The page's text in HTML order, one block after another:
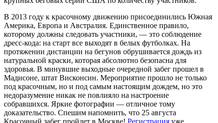
В 2013 году к красочному движению присоединились Южная
Америка, Европа и Австралия. Единственное правило,
которому должны следовать участники, — это соблюдение
дресс-кода: на старт все выходят в белых футболках. На
протяжении дистанции на бегунов обрушивается дождь из
натуральной краски, которая абсолютно безопасна для
здоровья. В минувшие выходные очередной забег прошел в
Мадисоне, штат Висконсин. Мероприятие прошло не только
под красочным, но и под самым настоящим дождем, но это
недоразумение никак не повлияло на настроение
собравшихся. Яркие фотографии — отличное тому
доказательство. Спешим напомнить, что 25 августа